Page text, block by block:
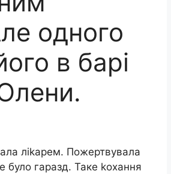
одного
в барі
ліkарем. Пожертвувала
було гаразд. Таке kохання